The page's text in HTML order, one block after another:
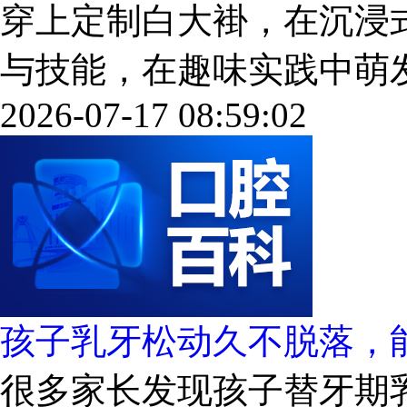
穿上定制白大褂，在沉
与技能，在趣味实践中萌
2026-07-17 08:59:02
孩子乳牙松动久不脱落，
很多家长发现孩子替牙期